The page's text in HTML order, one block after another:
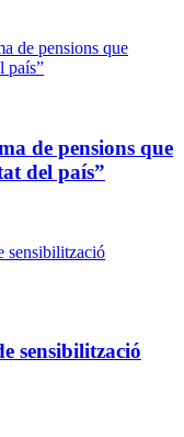
de pensions que
del país”
sensibilització